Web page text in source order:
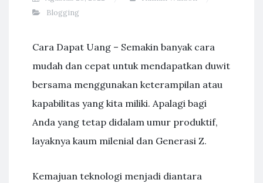
Blogging
Cara Dapat Uang – Semakin banyak cara
mudah dan cepat untuk mendapatkan duwit
bersama menggunakan keterampilan atau
kapabilitas yang kita miliki. Apalagi bagi
Anda yang tetap didalam umur produktif,
layaknya kaum milenial dan Generasi Z.
Kemajuan teknologi menjadi diantara